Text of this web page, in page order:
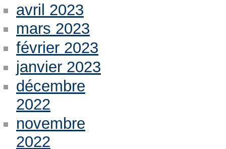
avril 2023
mars 2023
février 2023
janvier 2023
décembre
2022
novembre
2022